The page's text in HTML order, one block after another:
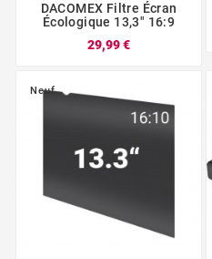
DACOMEX Filtre Écran
Écologique 13,3" 16:9
29,99 €
Neuf